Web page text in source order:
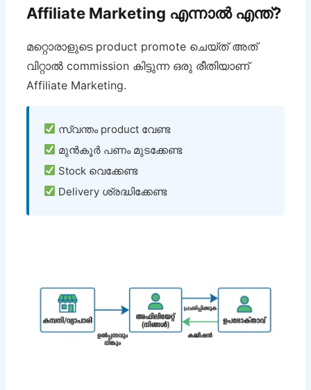
Affiliate Marketing എന്നാൽ എന്ത്?
മറ്റൊരാളുടെ product promote ചെയ്ത് അത്
വിറ്റാൽ commission കിട്ടുന്ന ഒരു രീതിയാണ്
Affiliate Marketing.
സ്വന്തം product വേണ്ട
മുൻകൂർ പണം മുടക്കേണ്ട
Stock വെക്കേണ്ട
Delivery ശ്രദ്ധിക്കേണ്ട